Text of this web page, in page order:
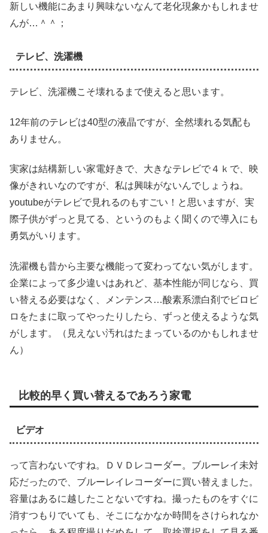
新しい機能にあまり興味ないなんて老化現象かもしれませ
んが…＾＾；
テレビ、洗濯機
テレビ、洗濯機こそ壊れるまで使えると思います。
12年前のテレビは40型の液晶ですが、全然壊れる気配も
ありません。
実家は結構新しい家電好きで、大きなテレビで４ｋで、映
像がきれいなのですが、私は興味がないんでしょうね。
youtubeがテレビで見れるのもすごい！と思いますが、実
際子供がずっと見てる、というのもよく聞くので導入にも
勇気がいります。
洗濯機も昔から主要な機能って変わってない気がします。
企業によって多少違いはあれど、基本性能が同じなら、買
い替える必要はなく、メンテンス…酸素系漂白剤でビロビ
ロをたまに取ってやったりしたら、ずっと使えるような気
がします。（見えない汚れはたまっているのかもしれませ
ん）
比較的早く買い替えるであろう家電
ビデオ
って言わないですね。ＤＶＤレコーダー。ブルーレイ未対
応だったので、ブルーレイレコーダーに買い替えました。
容量はあるに越したことないですね。撮ったものをすぐに
消すつもりでいても、そこになかなか時間をさけられなか